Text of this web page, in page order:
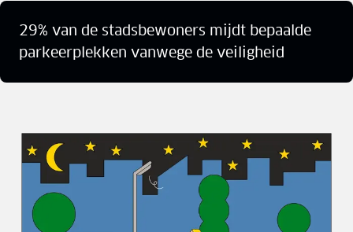
29% van de stadsbewoners mijdt bepaalde
parkeerplekken vanwege de veiligheid